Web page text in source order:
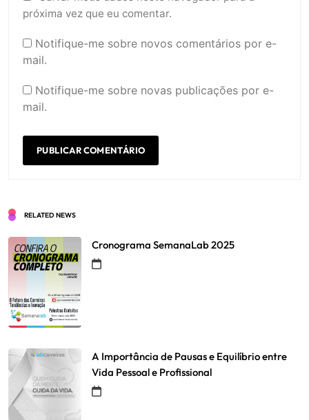
próxima vez que eu comentar.
Notifique-me sobre novos comentários por e-
mail.
Notifique-me sobre novas publicações por e-
mail.
RELATED NEWS
Cronograma SemanaLab 2025
A Importância de Pausas e Equilíbrio entre
Vida Pessoal e Profissional